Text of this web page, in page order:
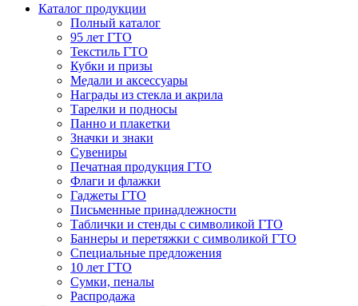
Каталог продукции
Полный каталог
95 лет ГТО
Текстиль ГТО
Кубки и призы
Медали и аксессуары
Награды из стекла и акрила
Тарелки и подносы
Панно и плакетки
Значки и знаки
Сувениры
Печатная продукция ГТО
Флаги и флажки
Гаджеты ГТО
Письменные принадлежности
Таблички и стенды с символикой ГТО
Баннеры и перетяжки с символикой ГТО
Специальные предложения
10 лет ГТО
Сумки, пеналы
Распродажа